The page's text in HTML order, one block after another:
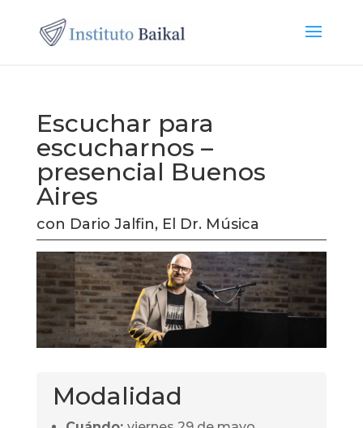
Escuchar para
escucharnos –
presencial Buenos
Aires
con Dario Jalfin, El Dr. Música
Modalidad